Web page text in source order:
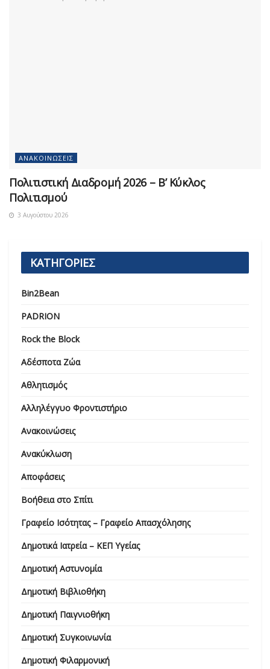
ΑΝΑΚΟΙΝΏΣΕΙΣ
Πολιτιστική Διαδρομή 2026 – Β’ Κύκλος
Πολιτισμού
3 Αυγούστου 2026
ΚΑΤΗΓΟΡΙΕΣ
Bin2Bean
PADRION
Rock the Block
Αδέσποτα Ζώα
Αθλητισμός
Αλληλέγγυο Φροντιστήριο
Ανακοινώσεις
Ανακύκλωση
Αποφάσεις
Βοήθεια στο Σπίτι
Γραφείο Ισότητας – Γραφείο Απασχόλησης
Δημοτικά Ιατρεία – ΚΕΠ Υγείας
Δημοτική Αστυνομία
Δημοτική Βιβλιοθήκη
Δημοτική Παιγνιοθήκη
Δημοτική Συγκοινωνία
Δημοτική Φιλαρμονική